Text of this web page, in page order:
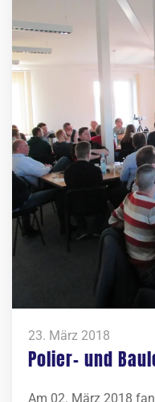
23. März 2018
Polier- und
Am 02. März 2018